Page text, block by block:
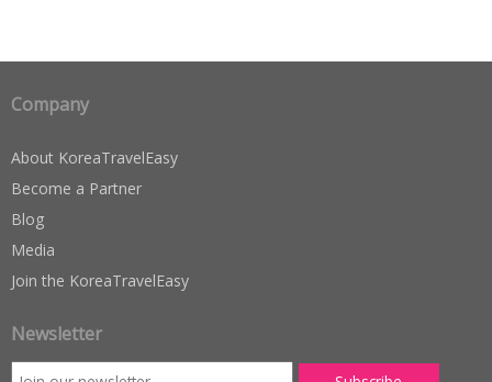
Company
About KoreaTravelEasy
Become a Partner
Blog
Media
Join the KoreaTravelEasy
Newsletter